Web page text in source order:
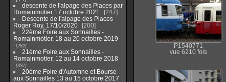
descente de l'alpage des Places par
Romainmotier 17 octobre 2021
247
Descente de l'alpage des Places
Roger Roy, 17/10/2020
200
22ème Foire aux Sonnailles -
Romainmotier, 18 au 20 octobre 2019
282
21ème Foire aux Sonnailles -
Romainmotier, 12 au 14 octobre 2018
337
20ème Foire d'Automne et Bourse
aux Sonnailles 13 au 15 octobre 2017
P1540771
vue 6210 fois